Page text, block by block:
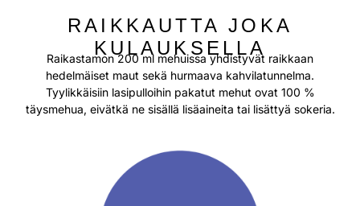
RAIKKAUTTA JOKA
KULAUKSELLA
Raikastamon 200 ml mehuissa yhdistyvät raikkaan
hedelmäiset maut sekä hurmaava kahvilatunnelma.
Tyylikkäisiin lasipulloihin pakatut mehut ovat 100 %
täysmehua, eivätkä ne sisällä lisäaineita tai lisättyä sokeria.